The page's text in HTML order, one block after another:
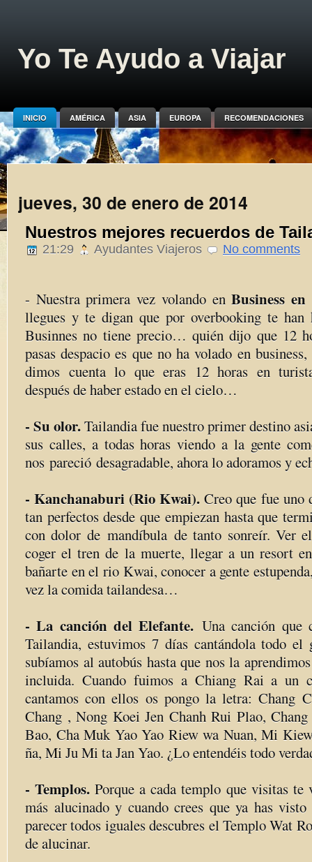
Yo Te Ayudo a Viajar
INICIO AMÉRICA ASIA EUROPA RECOMENDACIONES
jueves, 30 de enero de 2014
Nuestros mejores recuerdos de
21:29 Ayudantes Viajeros No comments
- Nuestra primera vez volando enBusiness
llegues y te digan que por overbooking te han
Businnes no tiene precio… quién dijo que 12
pasas despacio es que no ha volado en
dimos cuenta lo que eras 12 horas en
después de haber estado en el cielo…
- Su olor.Tailandia fue nuestro primer destino
sus calles, a todas horas viendo a la gente
nos pareció desagradable, ahora lo adoramos y
- Kanchanaburi (Rio Kwai). Creo que fue uno
tan perfectos desde que empiezan hasta que
con dolor de mandíbula de tanto sonreír. Ver
coger el tren de la muerte, llegar a un resort
bañarte en el rio Kwai, conocer a gente
vez la comida tailandesa…
- La canción del Elefante. Una canción que
Tailandia, estuvimos 7 días cantándola todo el
subíamos al autobús hasta que nos la
incluida. Cuando fuimos a Chiang Rai a un
cantamos con ellos os pongo la letra: Chang
Chang , Nong Koei Jen Chanh Rui Plao,
Bao, Cha Muk Yao Yao Riew wa Nuan, Mi
ña, Mi Ju Mi ta Jan Yao. ¿Lo entendéis todo
- Templos.Porque a cada templo que visitas te
más alucinado y cuando crees que ya has
parecer todos iguales descubres el Templo Wat
de alucinar.